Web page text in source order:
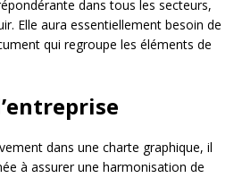
dans tous les secteurs,
Elle aura essentiellement besoin de
qui regroupe les éléments de
dans une charte graphique, il
à assurer une harmonisation de